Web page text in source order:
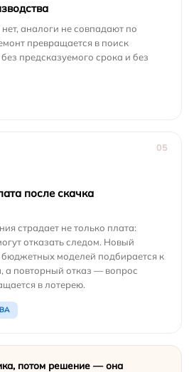
аналоги не совпадают по
превращается в поиск
предсказуемого срока и без
05
после скачка
страдает не только плата:
отказать следом. Новый
моделей подбирается к
а повторный отказ — вопрос
в лотерею.
потом решение — она